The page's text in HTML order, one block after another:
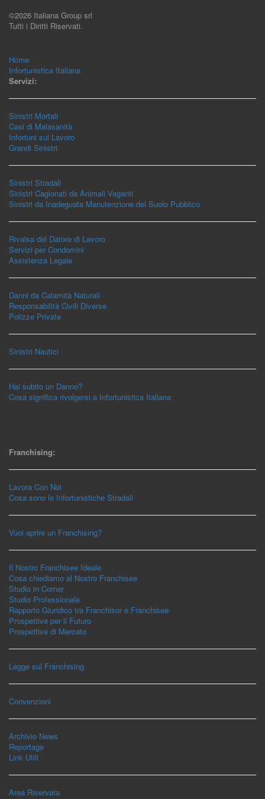
©2026 Italiana Group srl
Tutti i Diritti Riservati.
Home
Infortunistica Italiana
Servizi:
Sinistri Mortali
Casi di Malasanità
Infortuni sul Lavoro
Grandi Sinistri
Sinistri Stradali
Sinistri Cagionati da Animali Vaganti
Sinistri da Inadeguata Manutenzione del Suolo Pubblico
Rivalsa del Datore di Lavoro
Servizi per Condomini
Assistenza Legale
Danni da Calamità Naturali
Responsabilità Civili Diverse
Polizze Private
Sinistri Nautici
Hai subito un Danno?
Cosa significa rivolgersi a Infortunistica Italiana
Franchising:
Lavora Con Noi
Cosa sono le Infortunistiche Stradali
Vuoi aprire un Franchising?
Il Nostro Franchisee Ideale
Cosa chiediamo al Nostro Franchisee
Studio in Corner
Studio Professionale
Rapporto Giuridico tra Franchisor e Franchisee
Prospettive per il Futuro
Prospettive di Mercato
Legge sul Franchising
Convenzioni
Archivio News
Reportage
Link Utili
Area Riservata